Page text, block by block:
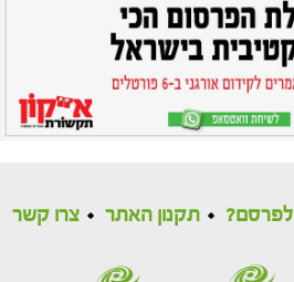
לפרסם? תקנון האתר צרו קשר